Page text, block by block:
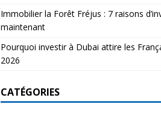
Immobilier la Forêt Fréjus : 7 raisons
maintenant
Pourquoi investir à Dubai attire les
2026
CATÉGORIES